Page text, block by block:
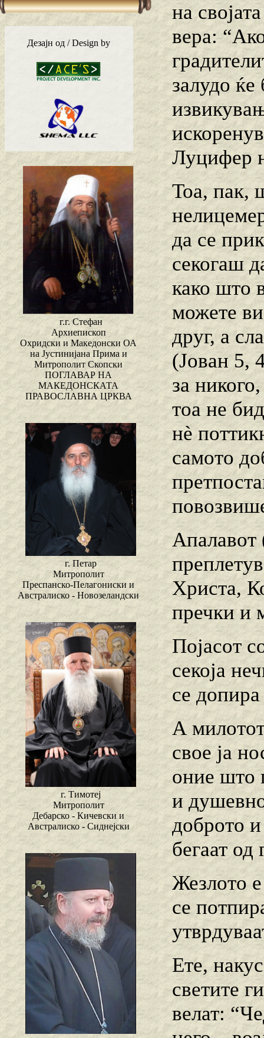
Дезајн од / Design by
г.г. Стефан
Архиепископ
Охридски и Македонски ОА
на Јустинијана Прима и
Митрополит Скопски
ПОГЛАВАР НА
МАКЕДОНСКАТА
ПРАВОСЛАВНА ЦРКВА
г. Петар
Митрополит
Преспанско-Пелагониски и
Австралиско - Новозеландски
г. Тимотеј
Митрополит
Дебарско - Кичевски и
Австралиско - Сиднејски
на
вера:
залудо
Луцифер
Тоа, пак,
да се
секогаш
како што
можете
друг, а
(Јован 5,
за
тоа не
нѐ
самото
Апалавот
Христа,
пречки и
Појасот
секоја
се
А
свое ја
оние што
и
доброто
бегаат
Жезлото
се
Ете,
светите
велат: